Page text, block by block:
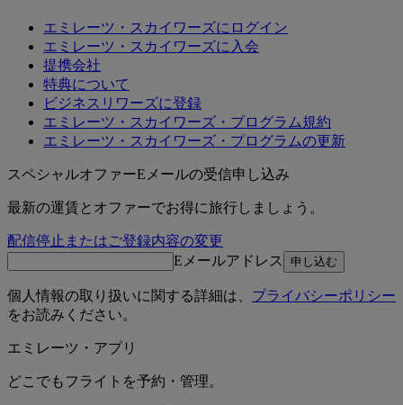
エミレーツ・スカイワーズにログイン
エミレーツ・スカイワーズに入会
提携会社
特典について
ビジネスリワーズに登録
エミレーツ・スカイワーズ・プログラム規約
エミレーツ・スカイワーズ・プログラムの更新
スペシャルオファーEメールの受信申し込み
最新の運賃とオファーでお得に旅行しましょう。
配信停止またはご登録内容の変更
Eメールアドレス
申し込む
個人情報の取り扱いに関する詳細は、 プライバシーポリシー
をお読みください。
エミレーツ・アプリ
どこでもフライトを予約・管理。